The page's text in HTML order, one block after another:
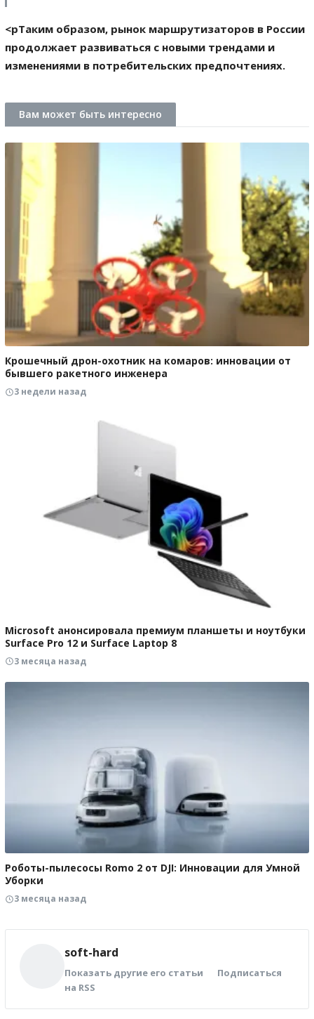
<pТаким образом, рынок маршрутизаторов в России
продолжает развиваться с новыми трендами и
изменениями в потребительских предпочтениях.
Вам может быть интересно
Крошечный дрон-охотник на комаров: инновации от
бывшего ракетного инженера
3 недели назад
Microsoft анонсировала премиум планшеты и ноутбуки
Surface Pro 12 и Surface Laptop 8
3 месяца назад
Роботы-пылесосы Romo 2 от DJI: Инновации для Умной
Уборки
3 месяца назад
soft-hard
Показать другие его статьи
Подписаться
на RSS